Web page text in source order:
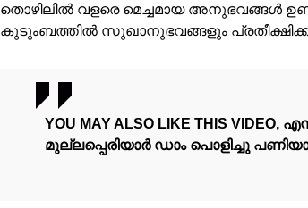
തൊഴിലില്‍ വളരെ മെച്ചമായ അനുഭവങ്ങള്‍
കുടുംബത്തില്‍ സുഖാനുഭവങ്ങളും
YOU MAY ALSO LIKE THIS
മുല്ലപ്പെരിയാർ ഡാം പൊളിച്ചു